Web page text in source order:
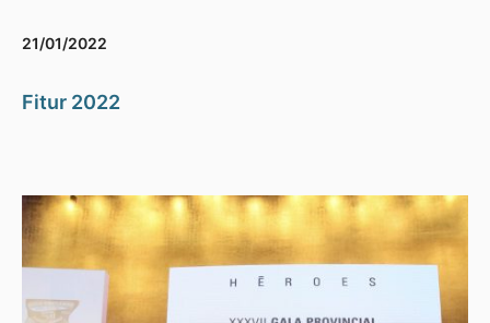
21/01/2022
Fitur 2022